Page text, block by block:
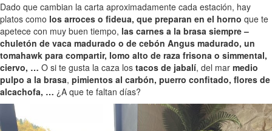
Dado que cambian la carta aproximadamente cada estación, hay
platos como los arroces o fideua, que preparan en el horno que te
apetece con muy buen tiempo, las carnes a la brasa siempre –
chuletón de vaca madurado o de cebón Angus madurado, un
tomahawk para compartir, lomo alto de raza frisona o simmental,
ciervo, … O si te gusta la caza los tacos de jabalí, del mar medio
pulpo a la brasa, pimientos al carbón, puerro confitado, flores de
alcachofa, … ¿A que te faltan días?